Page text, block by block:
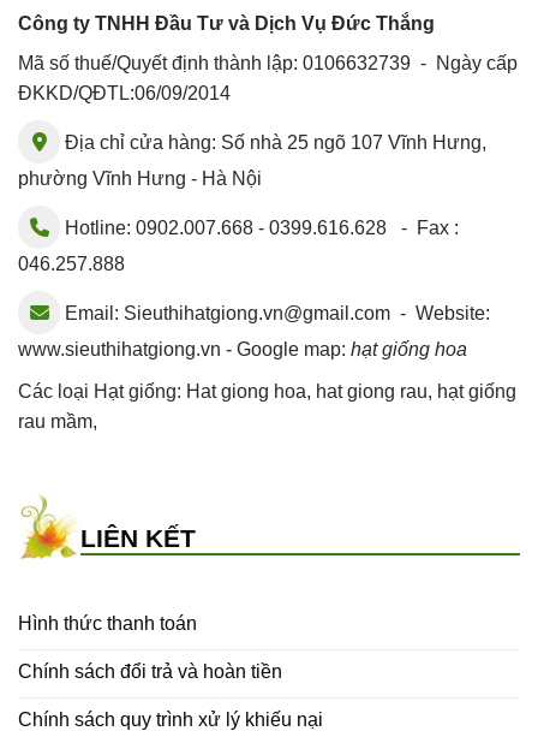
Công ty TNHH Đầu Tư và Dịch Vụ Đức Thắng
Mã số thuế/Quyết định thành lập: 0106632739 - Ngày cấp
ĐKKD/QĐTL:06/09/2014
Địa chỉ cửa hàng: Số nhà 25 ngõ 107 Vĩnh Hưng,
phường Vĩnh Hưng - Hà Nội
Hotline: 0902.007.668 - 0399.616.628 - Fax :
046.257.888
Email: Sieuthihatgiong.vn@gmail.com - Website:
www.sieuthihatgiong.vn - Google map: hạt giống hoa
Các loại Hạt giống: Hat giong hoa, hat giong rau, hạt giống
rau mầm,
LIÊN KẾT
Hình thức thanh toán
Chính sách đổi trả và hoàn tiền
Chính sách quy trình xử lý khiếu nại